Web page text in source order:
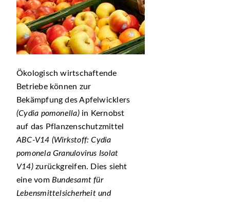
Ökologisch wirtschaftende
Betriebe können zur
Bekämpfung des Apfelwicklers
(Cydia pomonella)in Kernobst
auf das Pflanzenschutzmittel
ABC-V14 (Wirkstoff: Cydia
pomonela Granulovirus Isolat
V14)zurückgreifen. Dies sieht
eine vom Bundesamt für
Lebensmittelsicherheit und